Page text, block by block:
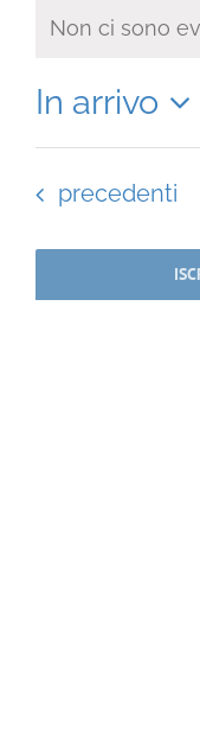
Eventi
Notice
Non ci sono
In arrivo
Select
Eventi
precedenti